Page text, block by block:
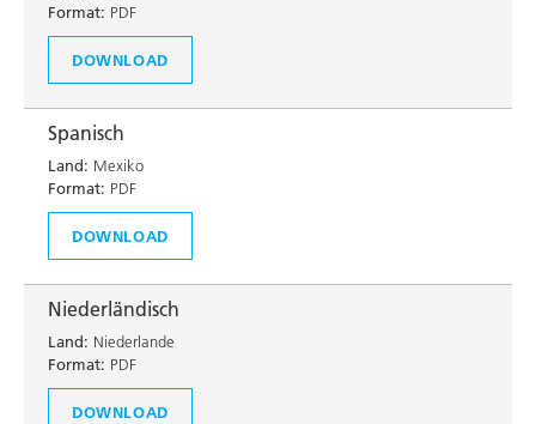
Format: PDF
DOWNLOAD
Spanisch
Land: Mexiko
Format: PDF
DOWNLOAD
Niederländisch
Land: Niederlande
Format: PDF
DOWNLOAD